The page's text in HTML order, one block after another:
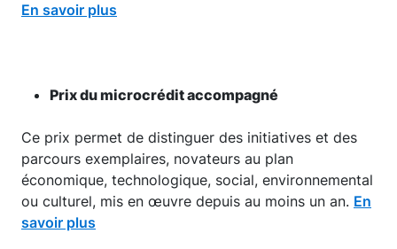
En savoir plus
Prix du microcrédit accompagné
Ce prix permet de distinguer des initiatives et des
parcours exemplaires, novateurs au plan
économique, technologique, social, environnemental
ou culturel, mis en œuvre depuis au moins un an. En
savoir plus